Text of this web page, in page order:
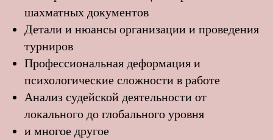
шахматных документов
Детали и нюансы организации и проведения
турниров
Профессиональная деформация и
психологические сложности в работе
Анализ судейской деятельности от
локального до глобального уровня
и многое другое